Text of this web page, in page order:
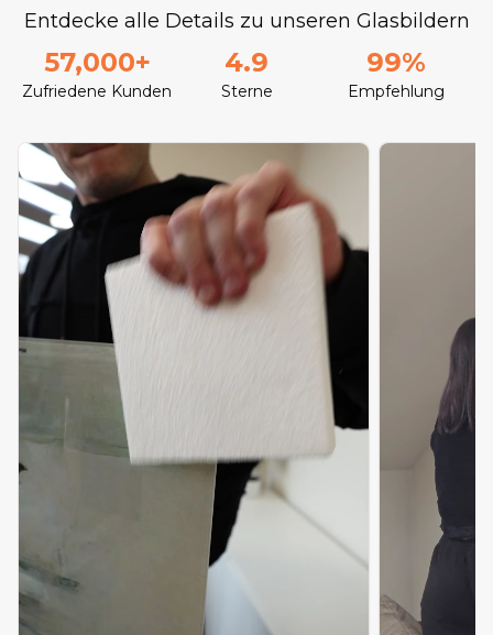
Entdecke alle Details zu unseren Glasbildern
57,000+ 4.9 99%
Zufriedene Kunden Sterne Empfehlung